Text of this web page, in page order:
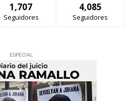
1,707
Seguidores
4,085
Seguidores
ESPECIAL